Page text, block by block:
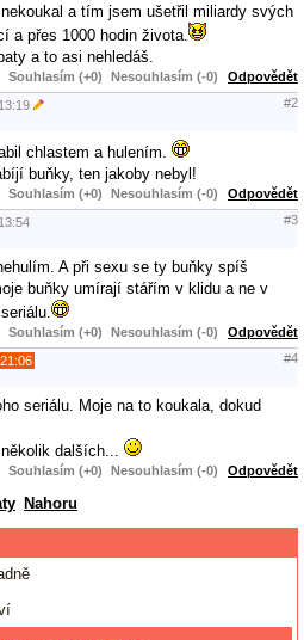
a tím jsem ušetřil miliardy svých
a přes 1000 hodin života.
a to asi nehledáš.
Souhlasím (+0) Nesouhlasím (-0) Odpovědět
13:19 #2
chlastem a hulením.
buňky, ten jakoby nebyl!
Souhlasím (+0) Nesouhlasím (-0) Odpovědět
13:54 #3
A při sexu se ty buňky spíš
buňky umírají stářím v klidu a ne v
Souhlasím (+0) Nesouhlasím (-0) Odpovědět
21:06 #4
seriálu. Moje na to koukala, dokud
dalších...
Souhlasím (+0) Nesouhlasím (-0) Odpovědět
Nahoru